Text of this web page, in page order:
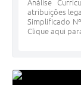
Análise
atribuições
Simplificado
Clique aqui